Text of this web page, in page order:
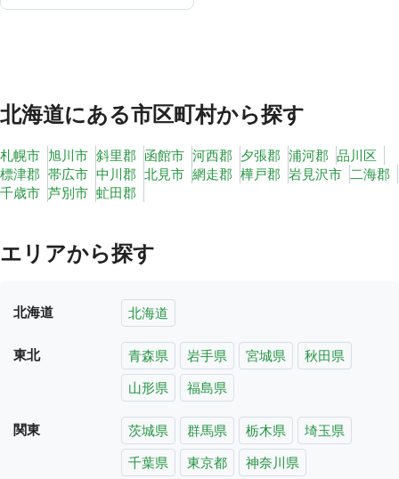
北海道にある市区町村から探す
札幌市 旭川市 斜里郡 函館市 河西郡 夕張郡 浦河郡 品川区
標津郡 帯広市 中川郡 北見市 網走郡 樺戸郡 岩見沢市 二海郡
千歳市 芦別市 虻田郡
エリアから探す
北海道 北海道
東北 青森県 岩手県 宮城県
秋田県
山形県
福島県
関東 茨城県 群馬県 栃木県
埼玉県
千葉県
東京都 神奈川県